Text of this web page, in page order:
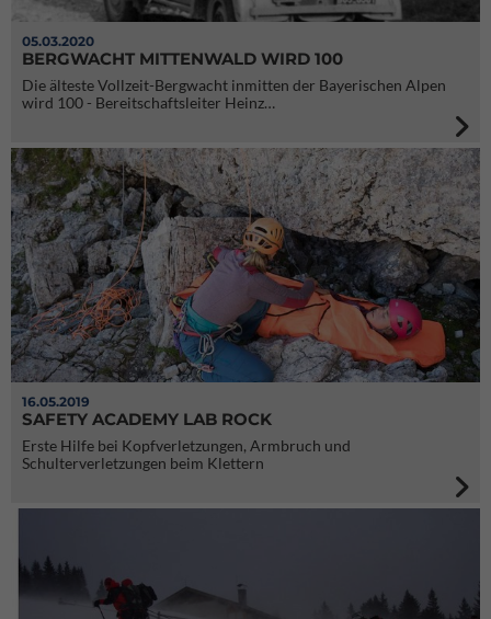
05.03.2020
BERGWACHT MITTENWALD WIRD 100
Die älteste Vollzeit-Bergwacht inmitten der Bayerischen Alpen
wird 100 - Bereitschaftsleiter Heinz…
16.05.2019
SAFETY ACADEMY LAB ROCK
Erste Hilfe bei Kopfverletzungen, Armbruch und
Schulterverletzungen beim Klettern